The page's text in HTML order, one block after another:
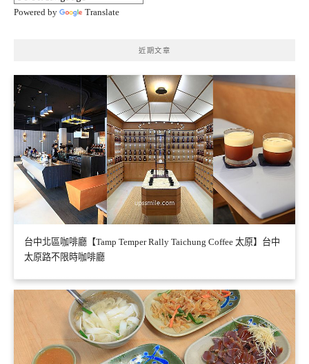
Powered by Translate
近期文章
台中北區咖啡廳【Tamp Temper Rally Taichung Coffee 太原】台中
太原路不限時咖啡廳